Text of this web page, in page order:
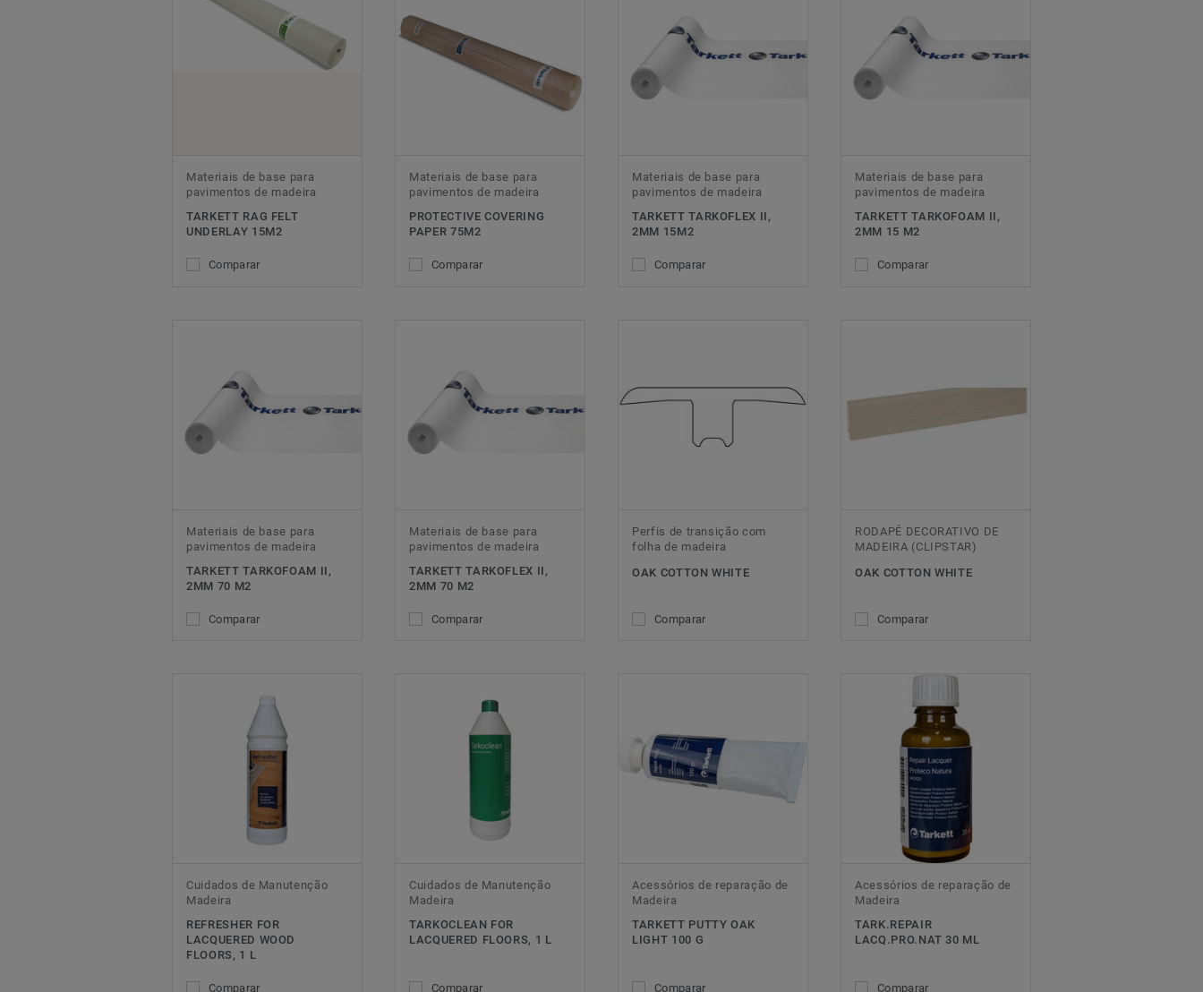
Materiais de base para
pavimentos de madeira
TARKETT RAG FELT
UNDERLAY 15M2
Comparar
Materiais de base para
pavimentos de madeira
PROTECTIVE COVERING
PAPER 75M2
Comparar
Materiais de base para
pavimentos de madeira
TARKETT TARKOFLEX II,
2MM 15M2
Comparar
Materiais de base para
pavimentos de madeira
TARKETT TARKOFOAM II,
2MM 15 M2
Comparar
Materiais de base para
pavimentos de madeira
TARKETT TARKOFOAM II,
2MM 70 M2
Comparar
Materiais de base para
pavimentos de madeira
TARKETT TARKOFLEX II,
2MM 70 M2
Comparar
Perfis de transição com
folha de madeira
OAK COTTON WHITE
Comparar
RODAPÉ DECORATIVO DE
MADEIRA (CLIPSTAR)
OAK COTTON WHITE
Comparar
Cuidados de Manutenção
Madeira
REFRESHER FOR
LACQUERED WOOD
FLOORS, 1 L
Comparar
Cuidados de Manutenção
Madeira
TARKOCLEAN FOR
LACQUERED FLOORS, 1 L
Comparar
Acessórios de reparação de
Madeira
TARKETT PUTTY OAK
LIGHT 100 G
Comparar
Acessórios de reparação de
Madeira
TARK.REPAIR
LACQ.PRO.NAT 30 ML
Comparar